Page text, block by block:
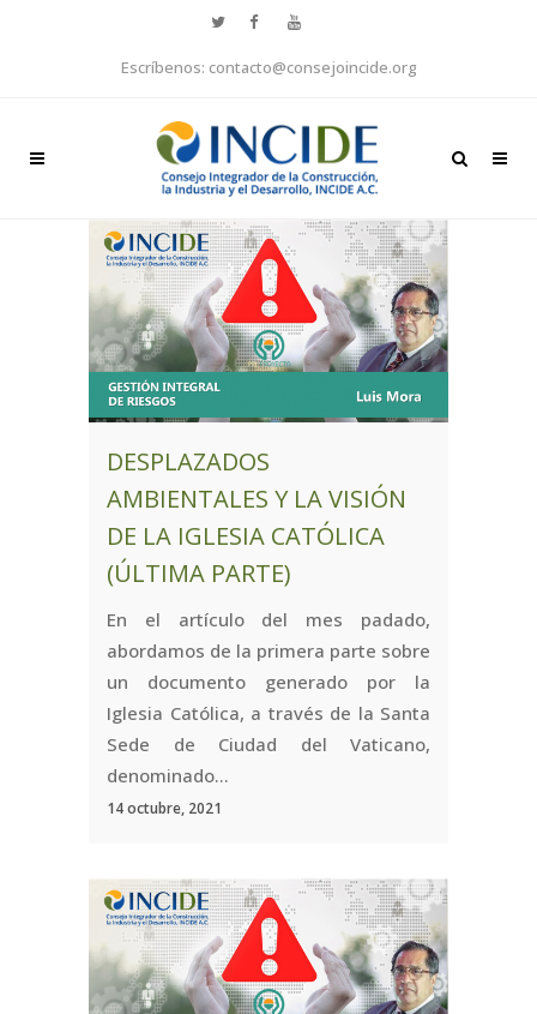
Escríbenos: contacto@consejoincide.org
DESPLAZADOS
AMBIENTALES Y LA VISIÓN
DE LA IGLESIA CATÓLICA
(ÚLTIMA PARTE)
En el artículo del mes padado,
abordamos de la primera parte sobre
un documento generado por la
Iglesia Católica, a través de la Santa
Sede de Ciudad del Vaticano,
denominado...
14 octubre, 2021